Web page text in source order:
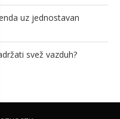
uz jednostavan
svež vazduh?